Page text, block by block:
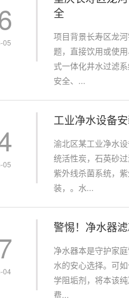
05
全
项目背景长寿区龙
题，直接饮用或使
式一体化井水过滤
安全、...
05
工业净水设备
渝北区某工业净水
统活性炭，石英砂
紫外线杀菌系统，
装，。水...
04
警惕！净水器
净水器本是守护家
水的安心选择。可
学阻垢剂，将本该
费...